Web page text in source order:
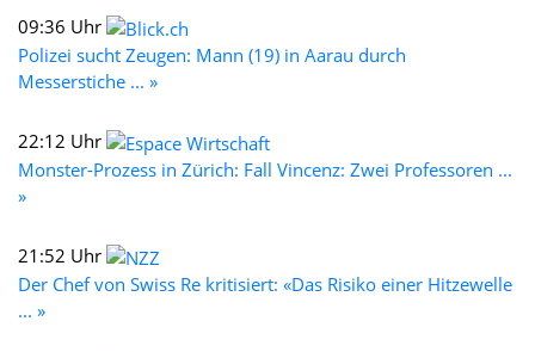
09:36 Uhr
Polizei sucht Zeugen: Mann (19) in Aarau durch
Messerstiche ... »
22:12 Uhr
Monster-Prozess in Zürich: Fall Vincenz: Zwei Professoren ...
»
21:52 Uhr
Der Chef von Swiss Re kritisiert: «Das Risiko einer Hitzewelle
... »